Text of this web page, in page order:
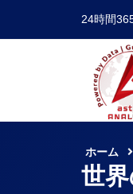
24時間
ホーム
世